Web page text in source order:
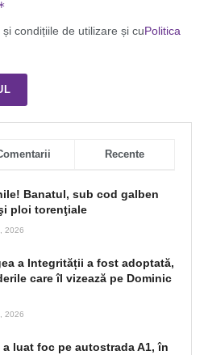
condițiile de utilizare și cuPolitica
Recente
Banatul, sub cod galben
ploi torenţiale
2026
a Integrității a fost adoptată,
care îl vizează pe Dominic
2026
a luat foc pe autostrada A1, în